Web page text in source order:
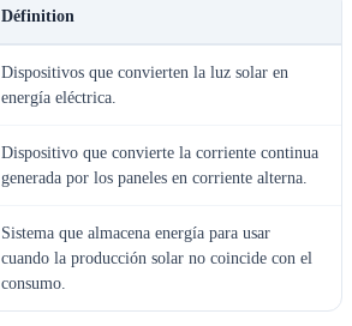
Définition
Dispositivos que convierten la luz solar en
energía eléctrica.
Dispositivo que convierte la corriente continua
generada por los paneles en corriente alterna.
Sistema que almacena energía para usar
cuando la producción solar no coincide con el
consumo.